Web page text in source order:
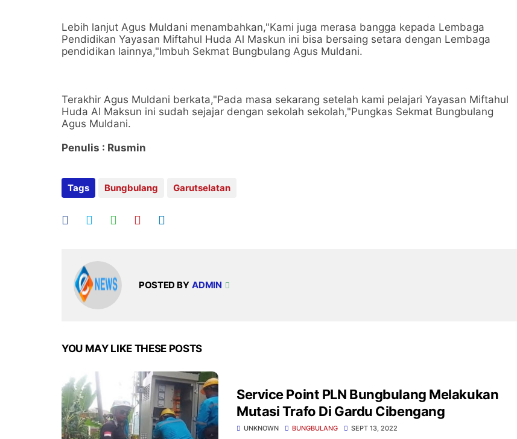
Lebih lanjut Agus Muldani menambahkan,"Kami juga merasa bangga kepada Lembaga
Pendidikan Yayasan Miftahul Huda Al Maskun ini bisa bersaing setara dengan Lembaga
pendidikan lainnya,"Imbuh Sekmat Bungbulang Agus Muldani.
Terakhir Agus Muldani berkata,"Pada masa sekarang setelah kami pelajari Yayasan Miftahul
Huda Al Maksun ini sudah sejajar dengan sekolah sekolah,"Pungkas Sekmat Bungbulang
Agus Muldani.
Penulis : Rusmin
Tags Bungbulang Garutselatan
POSTED BY ADMIN
YOU MAY LIKE THESE POSTS
Service Point PLN Bungbulang Melakukan
Mutasi Trafo Di Gardu Cibengang
UNKNOWN BUNGBULANG SEPT 13, 2022